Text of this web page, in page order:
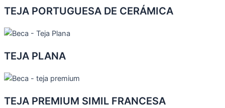
TEJA PORTUGUESA DE CERÁMICA
TEJA PLANA
TEJA PREMIUM SIMIL FRANCESA